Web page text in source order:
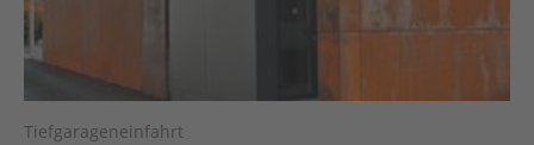
Tiefgarageneinfahrt